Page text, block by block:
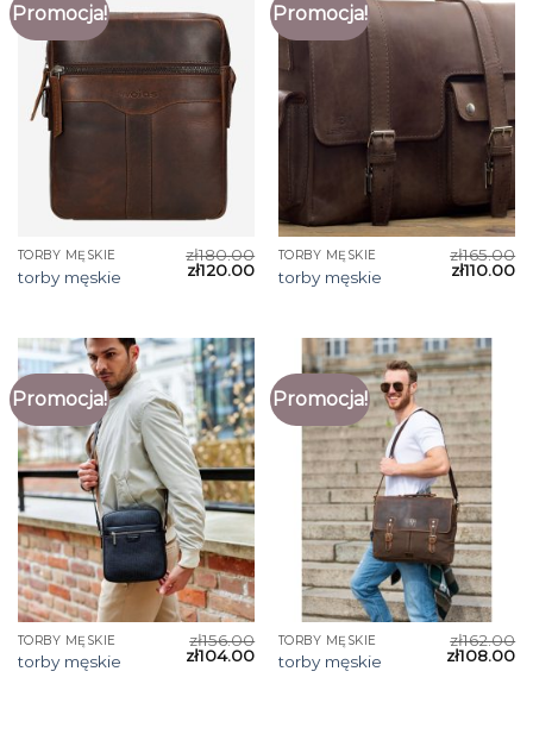
Promocja!
TORBY MĘSKIE
torby męskie
zł180.00
zł120.00
Promocja!
TORBY MĘSKIE
torby męskie
zł165.00
zł110.00
Promocja!
TORBY MĘSKIE
torby męskie
zł156.00
zł104.00
Promocja!
TORBY MĘSKIE
torby męskie
zł162.00
zł108.00